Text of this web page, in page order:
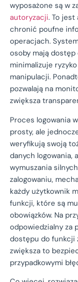
wyposażone są w
autoryzacji. To
chronić poufne
operacjach.
osoby mają
minimalizuje
manipulacji.
pozwalają na
zwiększa
Proces logowania
prosty, ale
weryfikują swoją
danych logowania,
wymuszania
zalogowaniu,
każdy użytkownik
funkcji, które są
obowiązków. Na
odpowiedzialny za
dostępu do funkcji
zwiększa to
przypadkowymi